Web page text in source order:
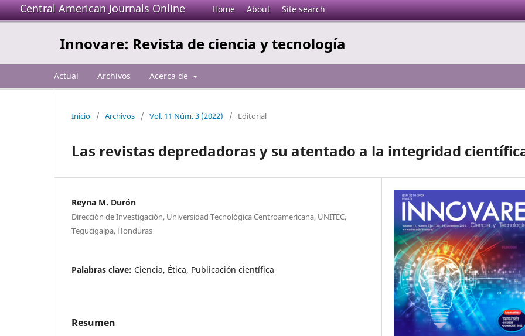
Central American Journals Online Home About Site search
Innovare: Revista de ciencia y tecnología
Actual Archivos Acerca de
Inicio / Archivos / Vol. 11 Núm. 3 (2022) / Editorial
Las revistas depredadoras y su atentado a la integridad
Reyna M. Durón
Dirección de Investigación, Universidad Tecnológica Centroamericana, UNITEC,
Tegucigalpa, Honduras
Palabras clave: Ciencia, Ética, Publicación científica
Resumen